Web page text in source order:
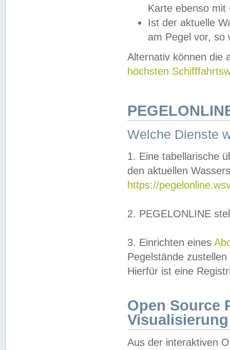
Karte ebenso mit
Ist der aktuelle
am Pegel vor,
Alternativ können die
höchsten
Welche Dienste
1. Eine tabellarische
den aktuellen
https://
2. PEGELONLINE
3. Einrichten eines
Pegelstände
Hierfür ist eine
Open Source
Visualisierung
Aus der interaktiven